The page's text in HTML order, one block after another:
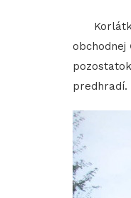
Korlátko
obchodnej
predhradí.